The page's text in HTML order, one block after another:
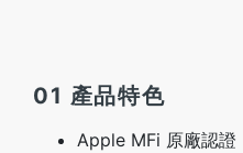
01 產品特色
Apple MFi 原廠認證